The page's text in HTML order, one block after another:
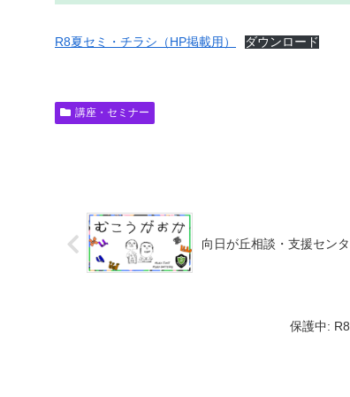
R8夏セミ・チラシ（HP掲載用） ダウンロード
講座・セミナー
向日が丘相談・支援セン
保護中: